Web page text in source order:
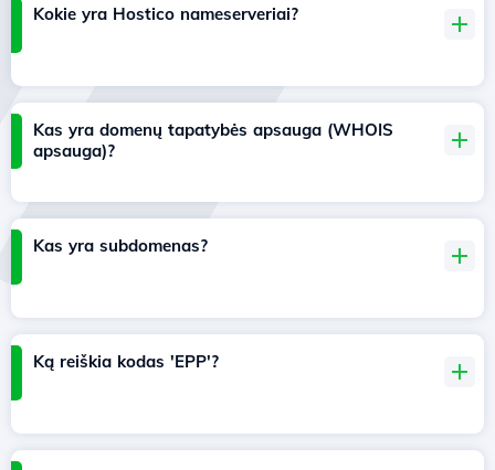
Kokie yra Hostico nameserveriai?
Kas yra domenų tapatybės apsauga (WHOIS
apsauga)?
Kas yra subdomenas?
Ką reiškia kodas 'EPP'?